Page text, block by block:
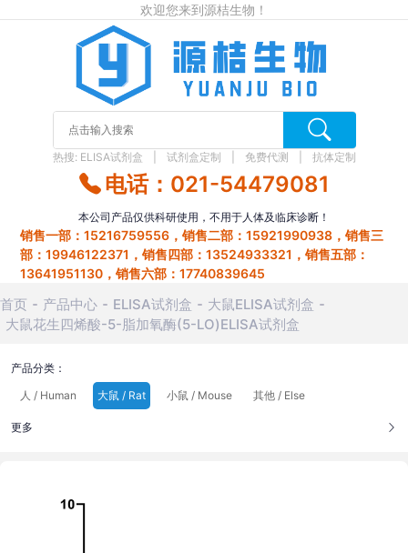
欢迎您来到源桔生物！
热搜: ELISA试剂盒 试剂盒定制 免费代测 抗体定制
电话：021-54479081
本公司产品仅供科研使用，不用于人体及临床诊断！
销售一部：15216759556，销售二部：15921990938，销售三
部：19946122371，销售四部：13524933321，销售五部：
13641951130，销售六部：17740839645
首页 产品中心 ELISA试剂盒
大鼠ELISA试剂盒
大鼠花生四烯酸-5-脂加氧酶(5-LO)ELISA试剂盒
产品分类：
人 / Human
大鼠 / Rat 小鼠 / Mouse 其他 / Else
更多